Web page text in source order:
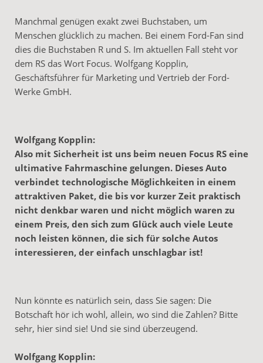
Manchmal genügen exakt zwei Buchstaben, um
Menschen glücklich zu machen. Bei einem Ford-Fan sind
dies die Buchstaben R und S. Im aktuellen Fall steht vor
dem RS das Wort Focus. Wolfgang Kopplin,
Geschäftsführer für Marketing und Vertrieb der Ford-
Werke GmbH.
Wolfgang Kopplin:
Also mit Sicherheit ist uns beim neuen Focus RS eine
ultimative Fahrmaschine gelungen. Dieses Auto
verbindet technologische Möglichkeiten in einem
attraktiven Paket, die bis vor kurzer Zeit praktisch
nicht denkbar waren und nicht möglich waren zu
einem Preis, den sich zum Glück auch viele Leute
noch leisten können, die sich für solche Autos
interessieren, der einfach unschlagbar ist!
Nun könnte es natürlich sein, dass Sie sagen: Die
Botschaft hör ich wohl, allein, wo sind die Zahlen? Bitte
sehr, hier sind sie! Und sie sind überzeugend.
Wolfgang Kopplin: